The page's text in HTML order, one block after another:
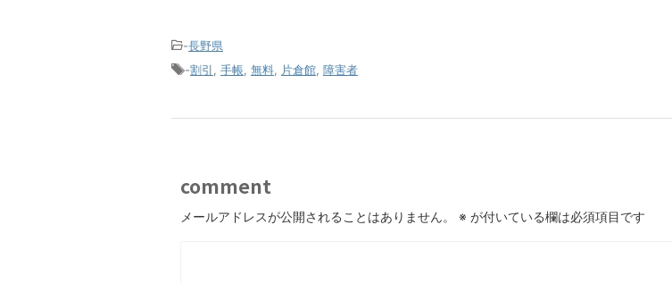
-長野県
-割引 手帳 無料 片倉館 障害者
comment
メールアドレスが公開されることはありません。 ※ が付いている欄は必須項目です